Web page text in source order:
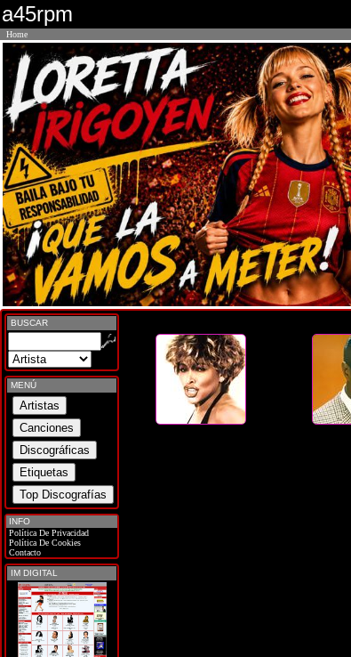
a45rpm
Home
BUSCAR
MENÚ
INFO
Política De Privacidad
Política De Cookies
Contacto
IM DIGITAL